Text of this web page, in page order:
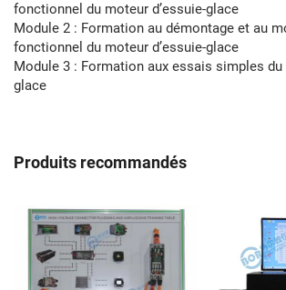
fonctionnel du moteur d’essuie-glace
Module 2 : Formation au démontage et au
fonctionnel du moteur d’essuie-glace
Module 3 : Formation aux essais simples du
glace
Produits recommandés